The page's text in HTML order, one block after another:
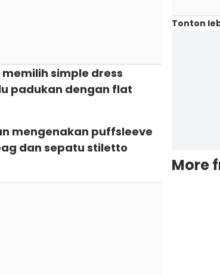
simple dress
padukan dengan flat
mengenakan puffsleeve
dan sepatu stiletto
Tonton
More